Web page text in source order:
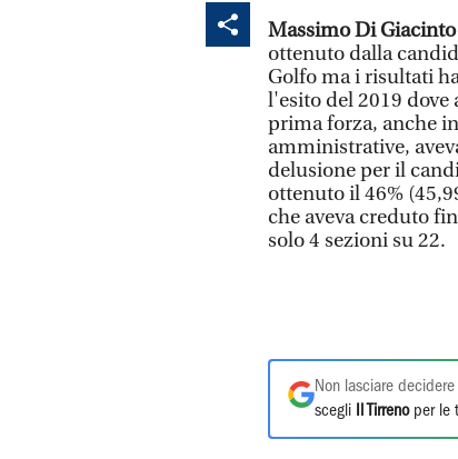
Massimo Di Giacinto
ottenuto dalla
Golfo ma i risultati
l'esito del 2019 dove
prima forza, anche
amministrative,
delusione per il
ottenuto il 46%
che aveva creduto
solo 4 sezioni su 22.
Non lasciare
scegli
Il Tirrenoper le